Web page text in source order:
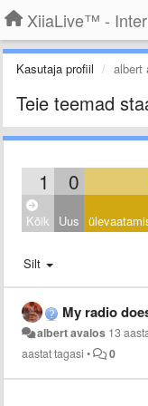
XiiaLive™ -
Kasutaja profiil albert
Teie teemad
1 0
Kõik Uus
Silt
My radio
albert avalos 13
aastat tagasi • 0